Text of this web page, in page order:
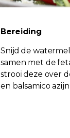
Bereiding
Snijd de
samen met de
strooi deze over
en balsamico